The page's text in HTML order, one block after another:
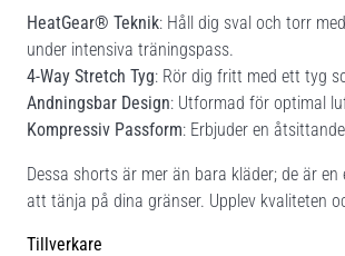
HeatGear® Teknik: Håll dig sval och torr
under intensiva träningspass.
4-Way Stretch Tyg: Rör dig fritt med ett tyg
Andningsbar Design: Utformad för optimal
Kompressiv Passform: Erbjuder en
Dessa shorts är mer än bara kläder; de är
att tänja på dina gränser. Upplev kvaliteten
Tillverkare